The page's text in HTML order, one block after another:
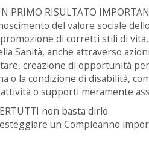
PRIMO RISULTATO
del valore sociale
di corretti stili di vita,
Sanità, anche attraverso
creazione di opportunità
o la condizione di disabilità,
o supporti meramente
non basta dirlo.
un Compleanno